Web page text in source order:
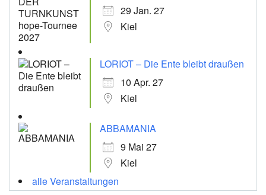
29 Jan. 27
Kiel
LORIOT – Die Ente bleibt draußen
10 Apr. 27
Kiel
ABBAMANIA
9 Mai 27
Kiel
alle Veranstaltungen